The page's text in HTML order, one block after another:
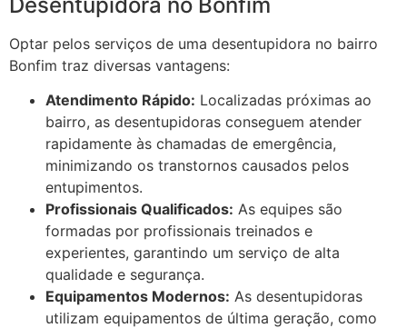
Optar pelos serviços de uma desentupidora no bairro
Bonfim traz diversas vantagens:
Atendimento Rápido: Localizadas próximas ao
bairro, as desentupidoras conseguem atender
rapidamente às chamadas de emergência,
minimizando os transtornos causados pelos
entupimentos.
Profissionais Qualificados: As equipes são
formadas por profissionais treinados e
experientes, garantindo um serviço de alta
qualidade e segurança.
Equipamentos Modernos: As desentupidoras
utilizam equipamentos de última geração, como